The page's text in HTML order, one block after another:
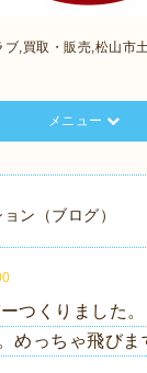
ブ,買取・販売,松山市
メニュー
ン（ブログ）
つくりました。
めっちゃ飛びま